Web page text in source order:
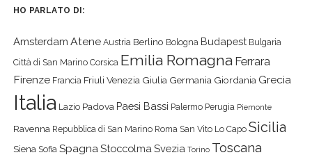
HO PARLATO DI:
Amsterdam Atene Austria Berlino Bologna Budapest Bulgaria
Città di San Marino Corsica Emilia Romagna Ferrara
Firenze Francia Friuli Venezia Giulia Germania Giordania Grecia
Italia Lazio Padova Paesi Bassi Palermo Perugia Piemonte
Ravenna Repubblica di San Marino Roma San Vito Lo Capo Sicilia
Siena Sofia SpagnaStoccolma Svezia Torino Toscana